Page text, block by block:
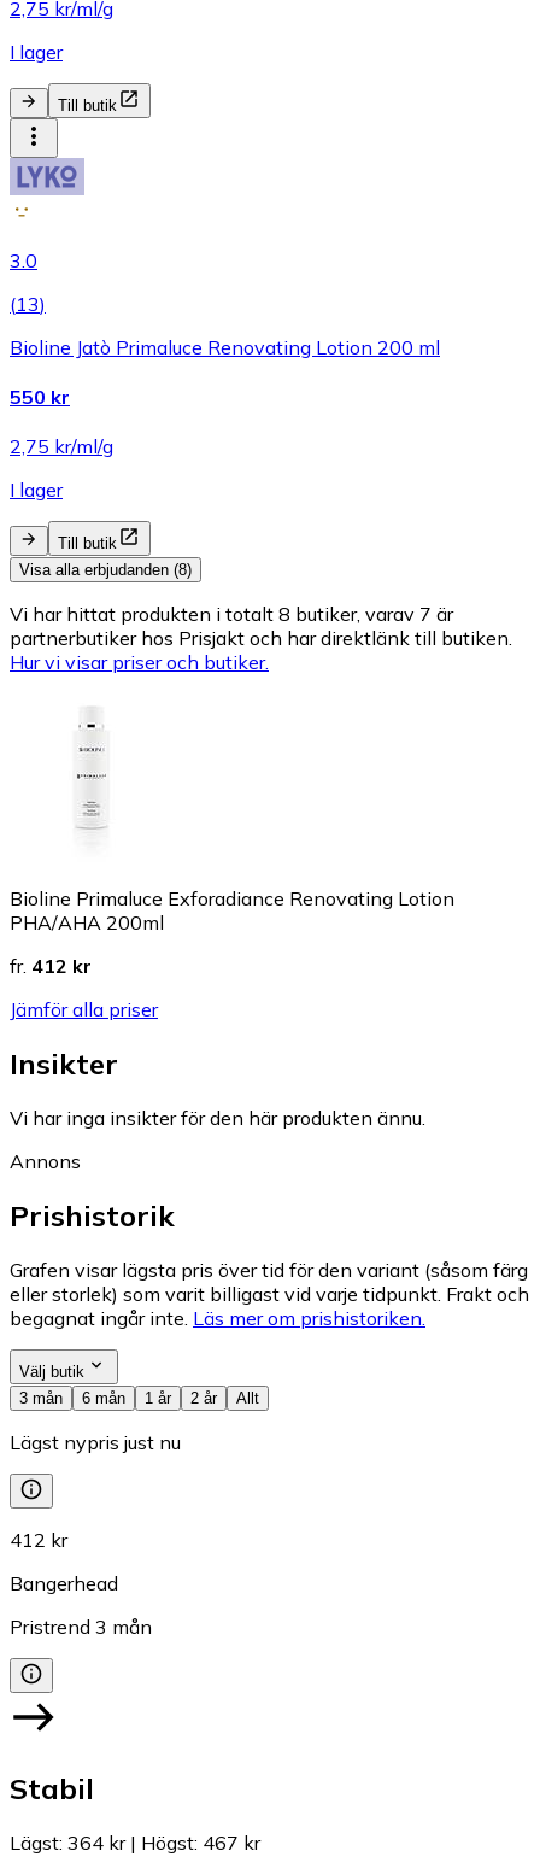
2,75 kr/ml/g
I lager
Till butik
3.0
(13)
Bioline Jatò Primaluce Renovating Lotion 200 ml
550 kr
2,75 kr/ml/g
I lager
Till butik
Visa alla erbjudanden (8)
Vi har hittat produkten i totalt 8 butiker, varav 7 är
partnerbutiker hos Prisjakt och har direktlänk till butiken.
Hur vi visar priser och butiker.
Bioline Primaluce Exforadiance Renovating Lotion
PHA/AHA 200ml
fr. 412 kr
Jämför alla priser
Insikter
Vi har inga insikter för den här produkten ännu.
Annons
Prishistorik
Grafen visar lägsta pris över tid för den variant (såsom färg
eller storlek) som varit billigast vid varje tidpunkt. Frakt och
begagnat ingår inte. Läs mer om prishistoriken.
Välj butik
3 mån
6 mån 1 år 2 år Allt
Lägst nypris just nu
412 kr
Bangerhead
Pristrend 3 mån
Stabil
Lägst: 364 kr| Högst: 467 kr